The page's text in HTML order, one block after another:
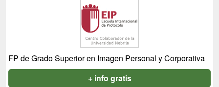
FP de Grado Superior en Imagen Personal y Corporativa
+ info gratis